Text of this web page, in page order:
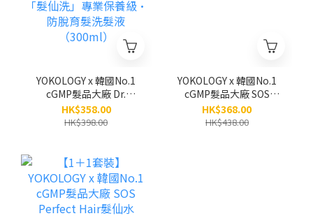
YOKOLOGY x 韓國No.1
cGMP髮品大廠 Dr.
Premium No.6
Treatment Shampoo
（300ml）
HK$358.00
HK$398.00
YOKOLOGY x 韓國No.1
cGMP髮品大廠 SOS
Perfect Hair髮仙水
（150ml）
HK$368.00
HK$438.00